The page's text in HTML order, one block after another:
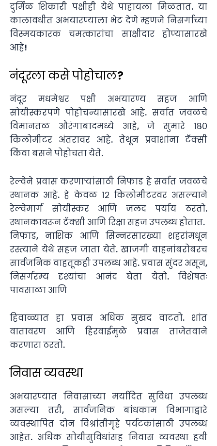
दुर्मिळ शिकारी पक्षीही येथे पाहायला मिळतात. या
कालावधीत अभयारण्याला भेट देणे म्हणजे निसर्गाच्या
विस्मयकारक चमत्कारांचा साक्षीदार होण्यासारखे
आहे!
नंदूरला कसे पोहोचाल?
नंदूर मधमेश्वर पक्षी अभयारण्य सहज आणि
सोयीस्करपणे पोहोचन्यासारखे आहे. सर्वात जवळचे
विमानतळ औरंगाबादमध्ये आहे, जे सुमारे १८०
किलोमीटर अंतरावर आहे. तेथून प्रवाशांना टॅक्सी
किंवा बसने पोहोचता येते.
रेल्वेने प्रवास करणाऱ्यांसाठी निफाड हे सर्वात जवळचे
स्थानक आहे. हे केवळ १२ किलोमीटरवर असल्याने
रेल्वेमार्ग सोयीस्कर आणि जलद पर्याय ठरतो.
स्थानकावरून टॅक्सी आणि रिक्षा सहज उपलब्ध होतात.
निफाड, नाशिक आणि सिन्नरसारख्या शहरांमधून
रस्त्याने येथे सहज जाता येते. खाजगी वाहनांबरोबरच
सार्वजनिक वाहतूकही उपलब्ध आहे. प्रवास सुंदर असून,
निसर्गरम्य दृश्यांचा आनंद घेता येतो. विशेषतः
पावसाळा आणि
हिवाळ्यात हा प्रवास अधिक सुखद वाटतो. शांत
वातावरण आणि हिरवाईमुळे प्रवास ताजेतवाने
करणारा ठरतो.
निवास व्यवस्था
अभयारण्यात निवासाच्या मर्यादित सुविधा उपलब्ध
असल्या तरी, सार्वजनिक बांधकाम विभागाद्वारे
व्यवस्थापित दोन विश्रांतीगृहे पर्यटकांसाठी उपलब्ध
आहेत. अधिक सोयीसुविधांसह निवास व्यवस्था हवी